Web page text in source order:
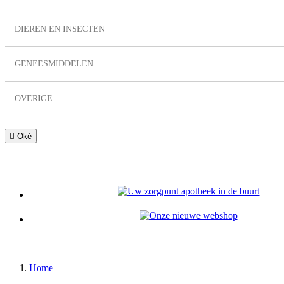
DIEREN EN INSECTEN
GENEESMIDDELEN
OVERIGE
 Oké
Home